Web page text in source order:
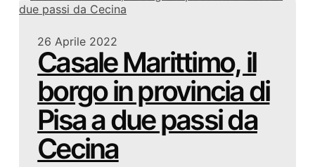
26 Aprile 2022
Casale Marittimo, il
borgo in provincia di
Pisa a due passi da
Cecina